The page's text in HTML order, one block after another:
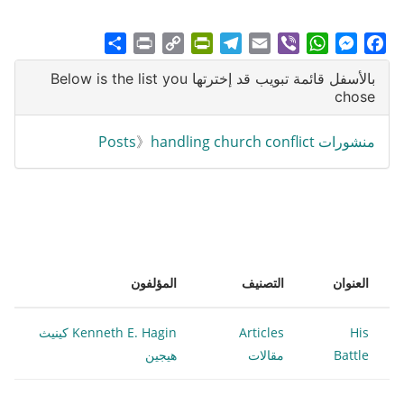
Facebook
Messenger
WhatsApp
Viber
Email
Telegram
PrintFriendly
Copy
Link
Print
بالأسفل قائمة تبويب قد إخترتها Below is the list you
chose
منشورات Posts 》 handling church conflict
العنوان التصنيف المؤلفون
His
Battle
Articles
مقالات
Kenneth E. Hagin كينيث
هيجين